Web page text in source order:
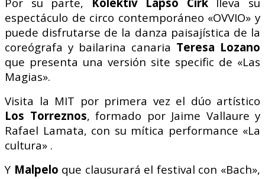
espectáculo de circo contemporáneo «OVVIO» y
puede disfrutarse de la danza paisajística de la
coreógrafa y bailarina canaria Teresa Lozano
que presenta una versión site specific de «Las
Magias».
Visita la MIT por primera vez el dúo artístico
Los Torreznos, formado por Jaime Vallaure y
Rafael Lamata, con su mítica performance «La
cultura» .
Y Malpelo que clausurará el festival con «Bach»,